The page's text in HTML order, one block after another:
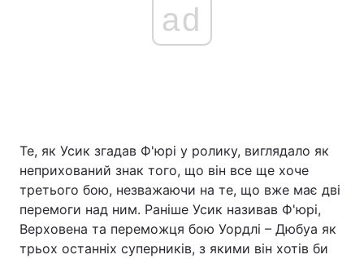
ad
Те, як Усик згадав Ф'юрі у ролику, виглядало як
неприхований знак того, що він все ще хоче
третього бою, незважаючи на те, що вже має дві
перемоги над ним. Раніше Усик називав Ф'юрі,
Верховена та переможця бою Уордлі – Дюбуа як
трьох останніх суперників, з якими він хотів би